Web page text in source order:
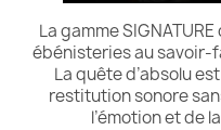
La gamme
ébénisteries au savoir-
La quête d’absolu
restitution sonore
l’émotion et de